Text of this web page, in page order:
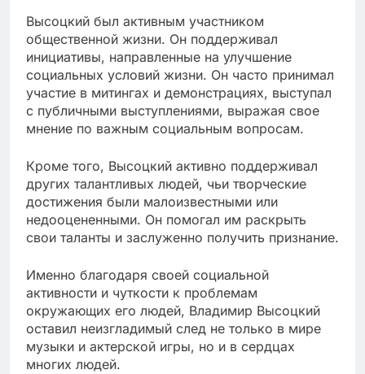
Высоцкий был активным участником
общественной жизни. Он поддерживал
инициативы, направленные на улучшение
социальных условий жизни. Он часто принимал
участие в митингах и демонстрациях, выступал
с публичными выступлениями, выражая свое
мнение по важным социальным вопросам.
Кроме того, Высоцкий активно поддерживал
других талантливых людей, чьи творческие
достижения были малоизвестными или
недооцененными. Он помогал им раскрыть
свои таланты и заслуженно получить признание.
Именно благодаря своей социальной
активности и чуткости к проблемам
окружающих его людей, Владимир Высоцкий
оставил неизгладимый след не только в мире
музыки и актерской игры, но и в сердцах
многих людей.